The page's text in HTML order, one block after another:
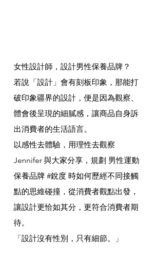
女性設計師，設計男性保養品牌？
若說「設計」會有刻板印象，那能打
破印象疆界的設計，便是因為觀察、
體會後呈現的細膩感，讓商品自身訴
出消費者的生活語言。
以感性去體驗，用理性去觀察
Jennifer 與大家分享，規劃 男性運動
保養品牌 #銳度 時如何歷經不同接觸
點的思維碰撞，從消費者觀點出發，
讓設計更恰如其分，更符合消費者期
待。
「設計沒有性別，只有細節。」